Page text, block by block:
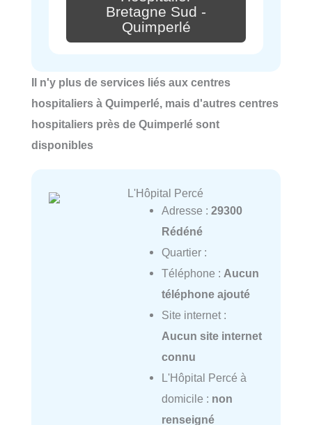
Bretagne Sud -
Quimperlé
Il n'y plus de services liés aux centres
hospitaliers à Quimperlé, mais d'autres centres
hospitaliers près de Quimperlé sont
disponibles
L'Hôpital Percé
Adresse : 29300
Rédéné
Quartier :
Téléphone : Aucun
téléphone ajouté
Site internet :
Aucun site internet
connu
L'Hôpital Percé à
domicile : non
renseigné